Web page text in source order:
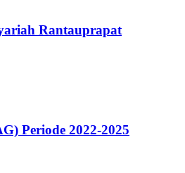
Rantauprapat
Periode 2022-2025